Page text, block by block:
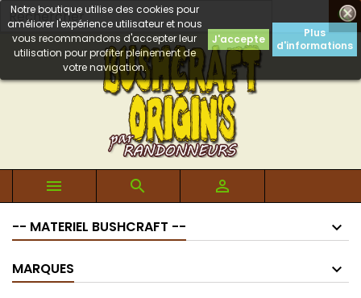

Notre boutique utilise des cookies pour
améliorer l'expérience utilisateur et nous
vous recommandons d'accepter leur
utilisation pour profiter pleinement de
votre navigation.
J'accepte
Plus
d'informations
  
-- MATERIEL BUSHCRAFT --
MARQUES